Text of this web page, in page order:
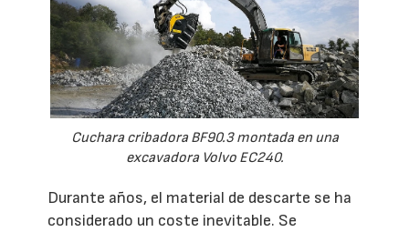
Cuchara cribadora BF90.3 montada en una
excavadora Volvo EC240.
Durante años, el material de descarte se ha
considerado un coste inevitable. Se